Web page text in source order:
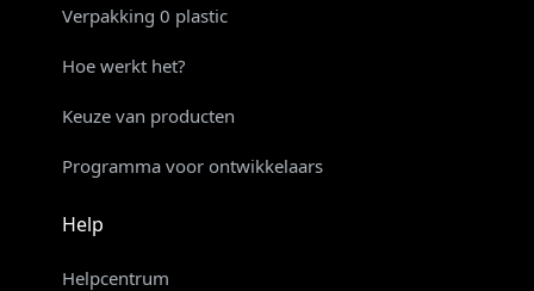
Verpakking 0 plastic
Hoe werkt het?
Keuze van producten
Programma voor ontwikkelaars
Help
Helpcentrum